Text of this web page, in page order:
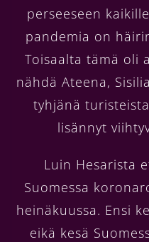
perseeseen
pandemia on
Toisaalta tämä oli
nähdä Ateena,
tyhjänä
lisännyt
Luin Hesarista
Suomessa
heinäkuussa. Ensi
eikä kesä